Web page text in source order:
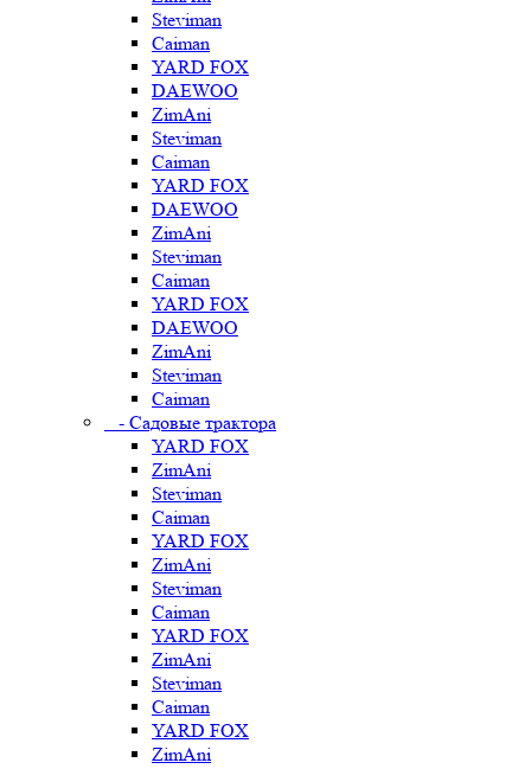
Steviman
Caiman
YARD FOX
DAEWOO
ZimAni
Steviman
Caiman
YARD FOX
DAEWOO
ZimAni
Steviman
Caiman
YARD FOX
DAEWOO
ZimAni
Steviman
Caiman
- Садовые трактора
YARD FOX
ZimAni
Steviman
Caiman
YARD FOX
ZimAni
Steviman
Caiman
YARD FOX
ZimAni
Steviman
Caiman
YARD FOX
ZimAni